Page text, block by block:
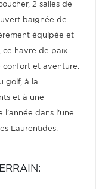
2 salles de
baignée de
équipée et
ce havre de paix
confort et aventure.
golf, à la
et à une
l'année dans l'une
Laurentides.
: